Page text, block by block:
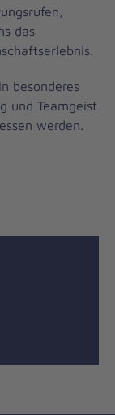
das
besonderes
und Teamgeist
werden.